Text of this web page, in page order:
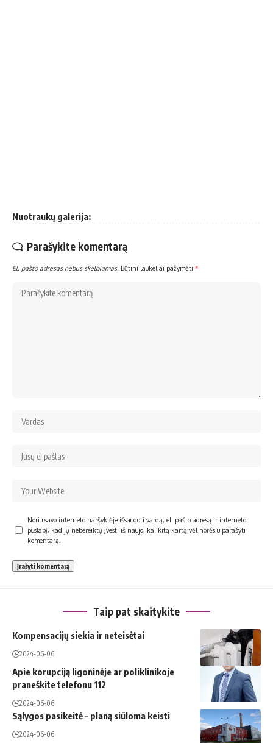
Nuotraukų galerija:
Parašykite komentarą
El. pašto adresas nebus skelbiamas. Būtini laukeliai pažymėti *
Noriu savo interneto naršyklėje išsaugoti vardą, el. pašto adresą ir interneto
puslapį, kad jų nebereiktų įvesti iš naujo, kai kitą kartą vėl norėsiu parašyti
komentarą.
Taip pat skaitykite
Kompensacijų siekia ir neteisėtai
2024-06-06
Apie korupciją ligoninėje ar poliklinikoje
praneškite telefonu 112
2024-06-06
Sąlygos pasikeitė – planą siūloma keisti
2024-06-06